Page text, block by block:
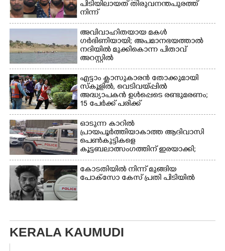
നായകൾ.
പിടിയിലായത് തിരുവനന്തപുരത്ത്
നിന്ന്
അവിവാഹിതയായ മകൾ
ഗർഭിണിയായി; അപമാനഭയത്താൽ
നദിയിൽ മുക്കികൊന്ന പിതാവ്
അറസ്റ്റിൽ
എട്ടാം ക്ളാസുകാരൻ തോക്കുമായി
സ്കൂളിൽ, വെടിവയ്പ്പിൽ
അദ്ധ്യാപകൻ ഉൾപ്പെടെ രണ്ടുമരണം;
15 പേർക്ക് പരിക്ക്
ഓടുന്ന കാറിൽ
പ്രായപൂർത്തിയാകാത്ത ആദിവാസി
പെൺകുട്ടികളെ
കൂട്ടബലാത്സംഗത്തിന് ഇരയാക്കി;
മൂന്ന് പേർ പിടിയിൽ
കോടതിയിൽ നിന്ന് മുങ്ങിയ
പോക്സോ കേസ് പ്രതി പിടിയിൽ
KERALA KAUMUDI